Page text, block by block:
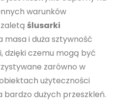
warunków
ślusarki
masa i duża sztywność
dzięki czemu mogą być
zarówno w
użyteczności
dużych przeszkleń.